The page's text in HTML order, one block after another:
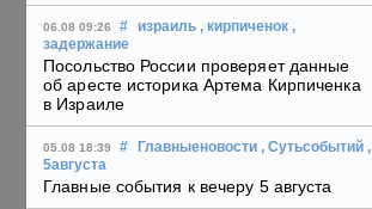
06.08 09:26 # израиль , кирпиченок ,
задержание
Посольство России проверяет данные
об аресте историка Артема Кирпиченка
в Израиле
05.08 18:39 # Главныеновости , Сутьсобытий ,
5августа
Главные события к вечеру 5 августа